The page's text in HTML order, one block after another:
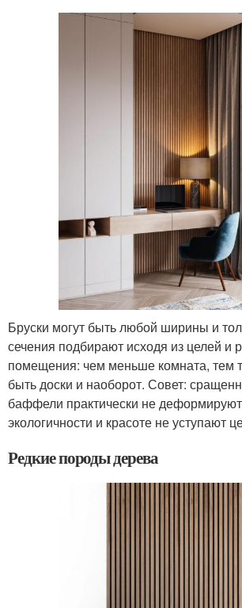
Бруски могут быть любой ширины и
сечения подбирают исходя из целей и
помещения: чем меньше комната, тем
быть доски и наоборот. Совет:
баффели практически не
экологичности и красоте не уступают
Редкие породы дерева